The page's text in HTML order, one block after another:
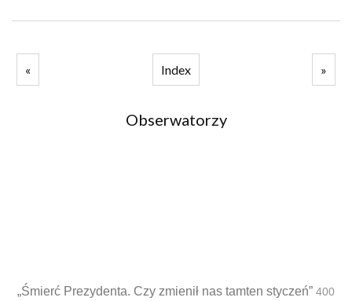
« Index »
Obserwatorzy
„Śmierć Prezydenta. Czy zmienił nas tamten styczeń” 400